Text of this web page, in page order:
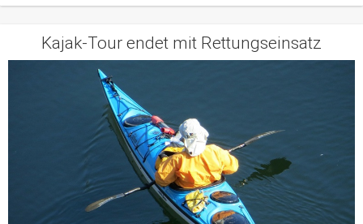
Kajak-Tour endet mit Rettungseinsatz